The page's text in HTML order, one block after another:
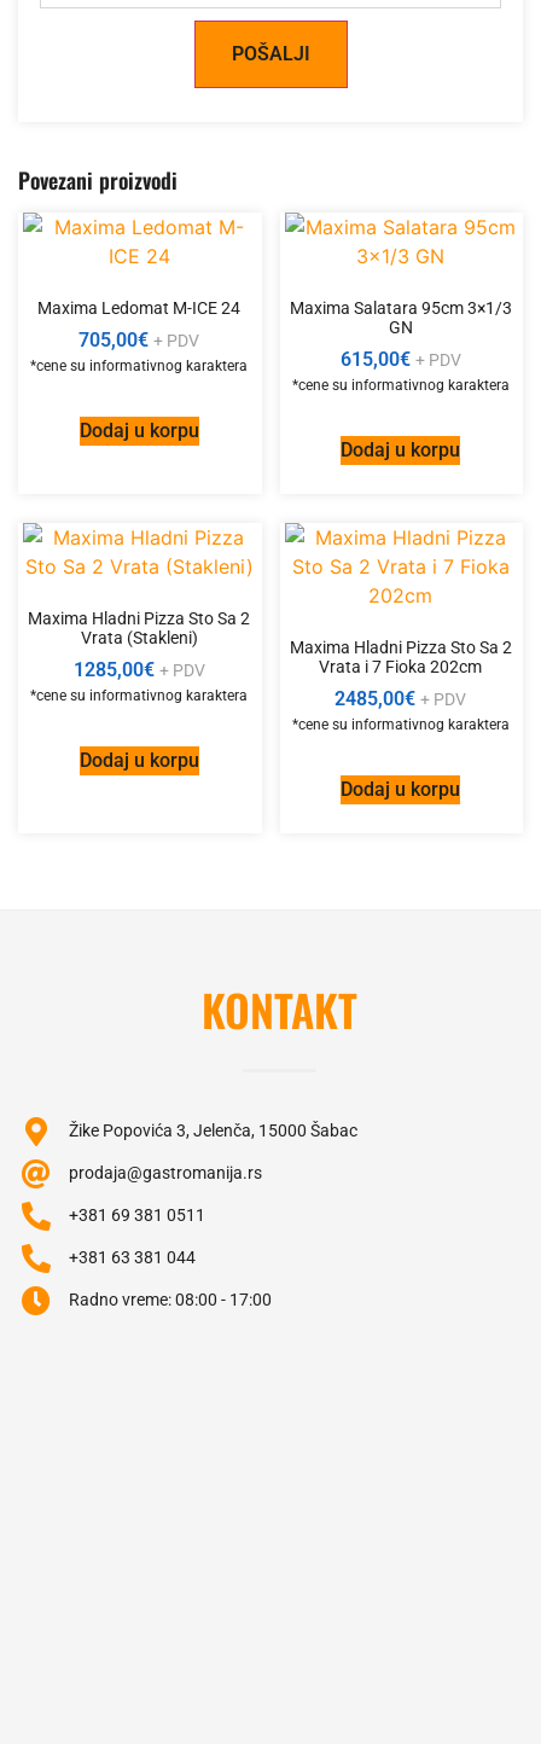
Povezani proizvodi
Maxima Ledomat M-ICE 24
705,00€ + PDV
Dodaj u korpu
Maxima Salatara 95cm 3×1/3
GN
615,00€ + PDV
Dodaj u korpu
Maxima Hladni Pizza Sto Sa 2
Vrata (Stakleni)
1285,00€ + PDV
Dodaj u korpu
Maxima Hladni Pizza Sto Sa 2
Vrata i 7 Fioka 202cm
2485,00€ + PDV
Dodaj u korpu
KONTAKT
Žike Popovića 3, Jelenča, 15000 Šabac
prodaja@gastromanija.rs
+381 69 381 0511
+381 63 381 044
Radno vreme: 08:00 - 17:00